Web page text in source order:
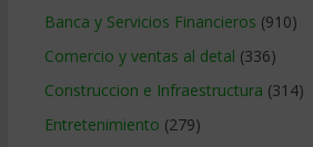
Banca y Servicios Financieros (910)
Comercio y ventas al detal (336)
Construccion e Infraestructura (314)
Entretenimiento (279)